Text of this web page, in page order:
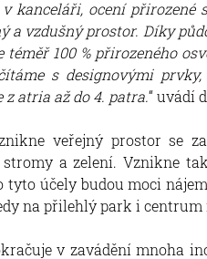
kanceláři, ocení přirozené
a vzdušný prostor. Díky
100 % přirozeného
s designovými
z atria až do 4. patra.“ uvádí
veřejný prostor se
a zelení. Vznikne
účely budou moci
na přilehlý park i centrum
v zavádění mnoha